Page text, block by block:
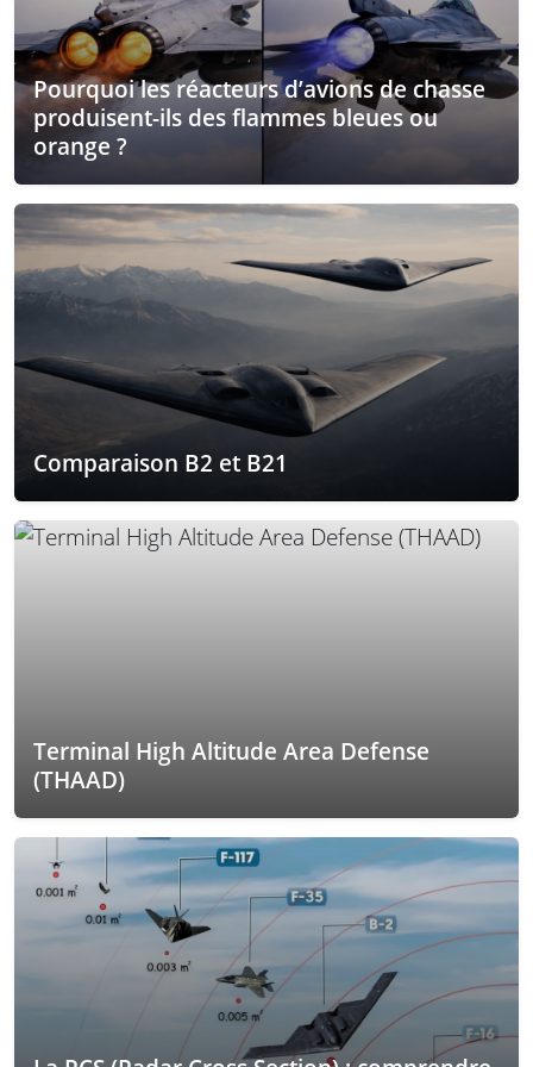
Pourquoi les réacteurs d’avions de chasse
produisent-ils des flammes bleues ou
orange ?
Comparaison B2 et B21
Terminal High Altitude Area Defense
(THAAD)